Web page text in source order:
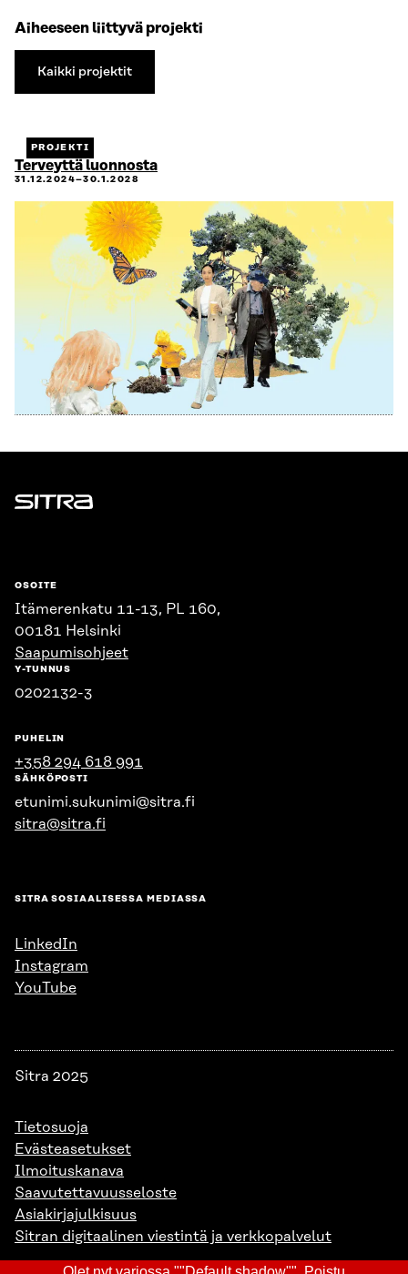
Aiheeseen liittyvä projekti
Kaikki projektit
Kaikki
PROJEKTI
Terveyttä luonnosta
31.12.2024–30.1.2028
Sitra
OSOITE
Itämerenkatu 11-13, PL 160,
00181 Helsinki
Saapumisohjeet
Y-TUNNUS
0202132-3
PUHELIN
+358 294 618 991
SÄHKÖPOSTI
etunimi.sukunimi@sitra.fi
sitra@sitra.fi
SITRA SOSIAALISESSA MEDIASSA
LinkedIn
Instagram
YouTube
Sitra 2025
Tietosuoja
Evästeasetukset
Ilmoituskanava
Saavutettavuusseloste
Asiakirjajulkisuus
Sitran digitaalinen viestintä ja verkkopalvelut